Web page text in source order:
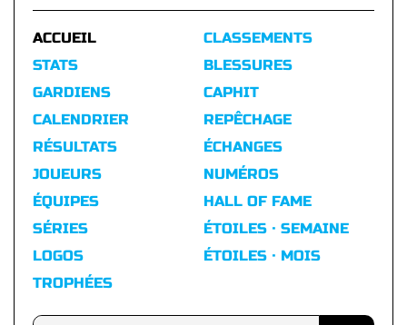
ACCUEIL
STATS
GARDIENS
CALENDRIER
RÉSULTATS
CLASSEMENTS
BLESSURES
CAPHIT
REPÊCHAGE
ÉCHANGES
JOUEURS
ÉQUIPES
SÉRIES
LOGOS
TROPHÉES
NUMÉROS
HALL OF FAME
ÉTOILES · SEMAINE
ÉTOILES · MOIS